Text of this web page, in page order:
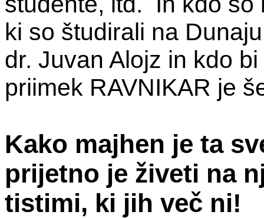
ki so študirali na
dr. Juvan Alojz in kdo
priimek RAVNIKAR je
Kako majhen je ta
prijetno je živeti na
tistimi, ki jih več ni!